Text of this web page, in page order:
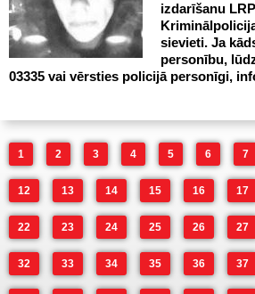
izdarīšanu
sievieti. Ja
personību,
03335 vai vērsties policijā personīgi,
1 2 3 4 5 6 7
12 13 14 15 16 17
22 23 24 25 26 27
32 33 34 35 36 37